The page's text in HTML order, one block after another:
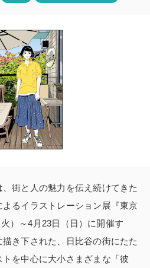
街と人の魅力を伝え続けてきた
るイラストレーション展『東京
）～4月23日（日）に開催す
き下された、日比谷の街にたた
を中心に大小さまざまな「彼